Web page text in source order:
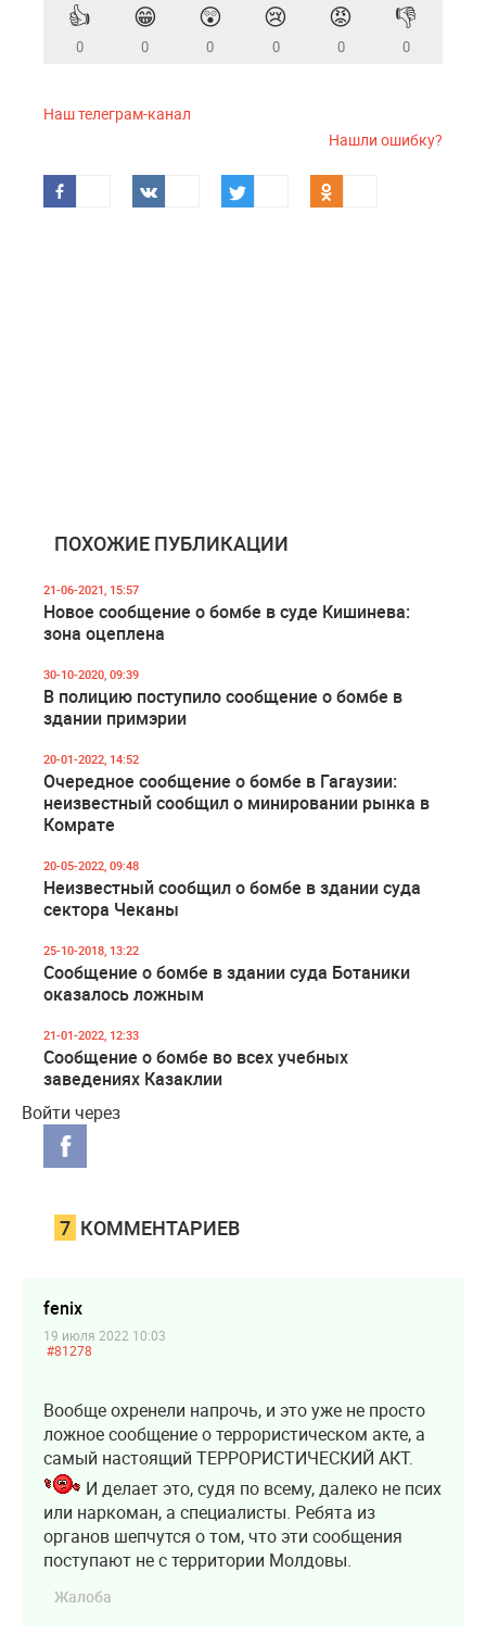
👍
0
😁
0
😲
0
😢
0
😡
0
👎
0
Наш телеграм-канал
Нашли ошибку?
ПОХОЖИЕ ПУБЛИКАЦИИ
21-06-2021, 15:57
Новое сообщение о бомбе в суде Кишинева:
зона оцеплена
30-10-2020, 09:39
В полицию поступило сообщение о бомбе в
здании примэрии
20-01-2022, 14:52
Очередное сообщение о бомбе в Гагаузии:
неизвестный сообщил о минировании рынка в
Комрате
20-05-2022, 09:48
Неизвестный сообщил о бомбе в здании суда
сектора Чеканы
25-10-2018, 13:22
Сообщение о бомбе в здании суда Ботаники
оказалось ложным
21-01-2022, 12:33
Сообщение о бомбе во всех учебных
заведениях Казаклии
Войти через
7 КОММЕНТАРИЕВ
fenix
19 июля 2022 10:03
#81278
Вообще охренели напрочь, и это уже не просто
ложное сообщение о террористическом акте, а
самый настоящий ТЕРРОРИСТИЧЕСКИЙ АКТ.
И делает это, судя по всему, далеко не псих
или наркоман, а специалисты. Ребята из
органов шепчутся о том, что эти сообщения
поступают не с территории Молдовы.
Жалоба